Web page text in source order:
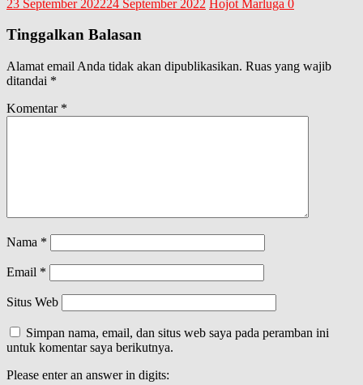
23 September 202224 September 2022 Hojot Marluga 0
Tinggalkan Balasan
Alamat email Anda tidak akan dipublikasikan. Ruas yang wajib
ditandai *
Komentar *
Nama *
Email *
Situs Web
Simpan nama, email, dan situs web saya pada peramban ini
untuk komentar saya berikutnya.
Please enter an answer in digits: